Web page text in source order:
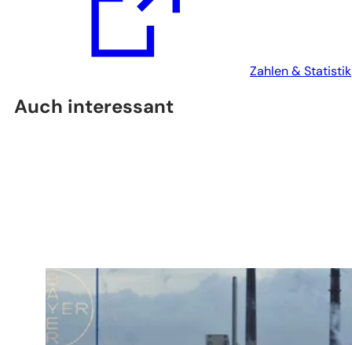
Zahlen & Statistik
Auch interessant